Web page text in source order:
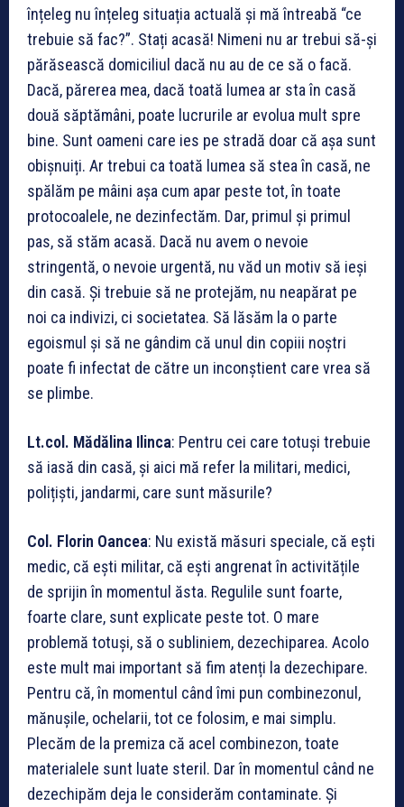
înțeleg nu înțeleg situația actuală și mă întreabă “ce
trebuie să fac?”. Stați acasă! Nimeni nu ar trebui să-și
părăsească domiciliul dacă nu au de ce să o facă.
Dacă, părerea mea, dacă toată lumea ar sta în casă
două săptămâni, poate lucrurile ar evolua mult spre
bine. Sunt oameni care ies pe stradă doar că așa sunt
obișnuiți. Ar trebui ca toată lumea să stea în casă, ne
spălăm pe mâini așa cum apar peste tot, în toate
protocoalele, ne dezinfectăm. Dar, primul și primul
pas, să stăm acasă. Dacă nu avem o nevoie
stringentă, o nevoie urgentă, nu văd un motiv să ieși
din casă. Și trebuie să ne protejăm, nu neapărat pe
noi ca indivizi, ci societatea. Să lăsăm la o parte
egoismul și să ne gândim că unul din copiii noștri
poate fi infectat de către un inconștient care vrea să
se plimbe.
Lt.col. Mădălina Ilinca: Pentru cei care totuși trebuie
să iasă din casă, și aici mă refer la militari, medici,
polițiști, jandarmi, care sunt măsurile?
Col. Florin Oancea: Nu există măsuri speciale, că ești
medic, că ești militar, că ești angrenat în activitățile
de sprijin în momentul ăsta. Regulile sunt foarte,
foarte clare, sunt explicate peste tot. O mare
problemă totuși, să o subliniem, dezechiparea. Acolo
este mult mai important să fim atenți la dezechipare.
Pentru că, în momentul când îmi pun combinezonul,
mănușile, ochelarii, tot ce folosim, e mai simplu.
Plecăm de la premiza că acel combinezon, toate
materialele sunt luate steril. Dar în momentul când ne
dezechipăm deja le considerăm contaminate. Și